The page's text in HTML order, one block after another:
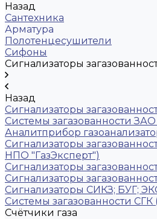
Назад
Сантехника
Арматура
Полотенцесушители
Сифоны
Сигнализаторы
Назад
Сигнализаторы
Системы загазованности
Аналитприбор
Сигнализаторы
НПО "ГазЭксперт")
Сигнализаторы
Сигнализаторы
Сигнализаторы СИКЗ; БУГ;
Системы загазованности СГК
Счётчики газа